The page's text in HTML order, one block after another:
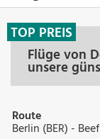
Flüge von
unsere
TOP PREIS
Route
Berlin (BER) -